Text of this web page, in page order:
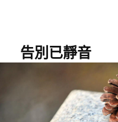
告別已靜音